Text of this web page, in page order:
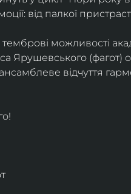
від палкої
темброві можливості
Ярушевського (фагот)
відчуття